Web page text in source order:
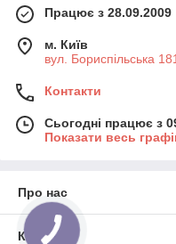
Працює з 28.09.2009
м. Київ
вул. Бориспільська
Контакти
Сьогодні працює з
Показати весь
Про нас
Контакти